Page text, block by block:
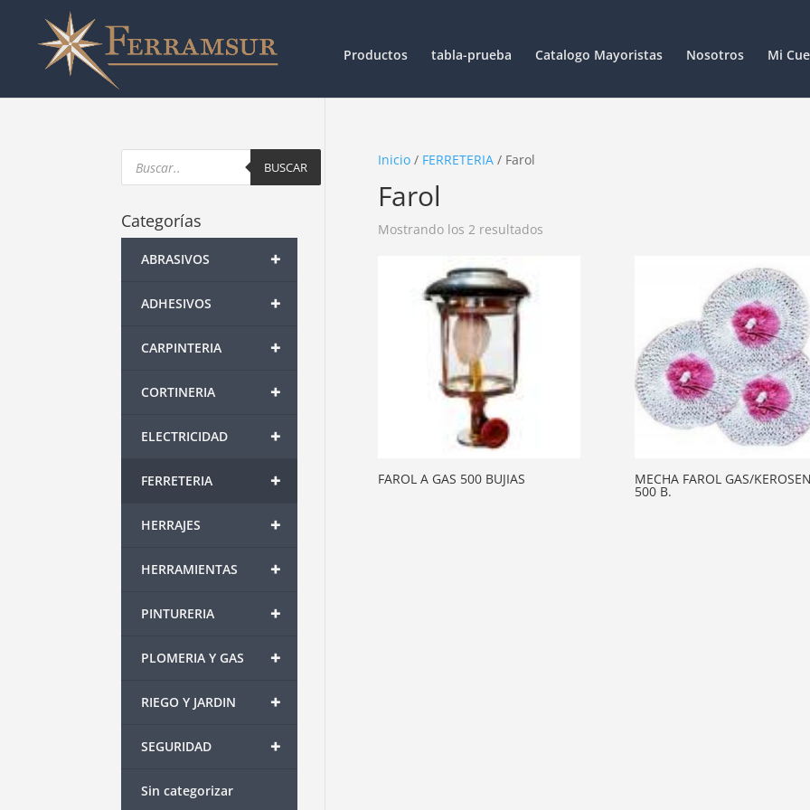
Productos tabla-prueba Catalogo Mayoristas Nosotros Mi
Inicio/ FERRETERIA/ Farol
Farol
Mostrando los 2 resultados
FAROL A GAS 500 BUJIAS MECHA FAROL GAS/
500 B.
Products
search BUSCAR
Categorías
+
ABRASIVOS
+
ADHESIVOS
+
CARPINTERIA
+
CORTINERIA
+
ELECTRICIDAD
+
FERRETERIA
+
HERRAJES
+
HERRAMIENTAS
+
PINTURERIA
+
PLOMERIA Y GAS
+
RIEGO Y JARDIN
+
SEGURIDAD
Sin categorizar